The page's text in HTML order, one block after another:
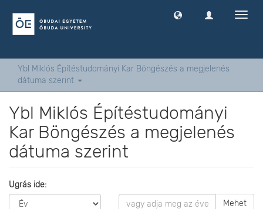
Ybl Miklós Építéstudományi Kar Böngészés a megjelenés
dátuma szerint
Ybl Miklós Építéstudományi
Kar Böngészés a megjelenés
dátuma szerint
Ugrás ide:
Mehet